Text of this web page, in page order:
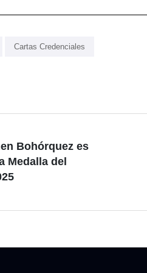
Cartas Credenciales
Bohórquez es
Medalla del